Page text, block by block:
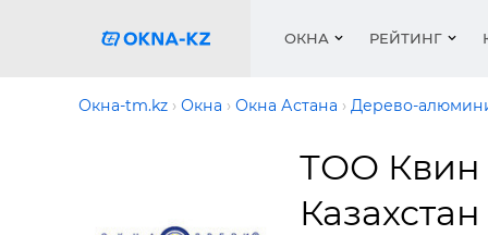
ОКНА РЕЙТИНГ
Окна
Услуги
Расчет
Окна
Ремонт
Окна
Двери
Акции
Окна-tm.kz Окна Окна Астана Дерево-
ТОО Квин
Казахстан